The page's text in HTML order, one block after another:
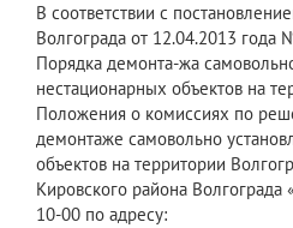
В соответствии с
Волгограда от 12.04.2013
Порядка демонта-жа
нестационарных объектов на
Положения о комиссиях по
демонтаже самовольно
объектов на территории
Кировского района Волгограда
10-00 по адресу: